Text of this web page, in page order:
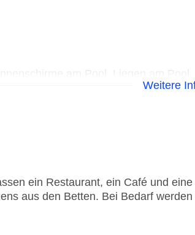
Weitere
ein Restaurant, ein Café und eine
aus den Betten. Bei Bedarf